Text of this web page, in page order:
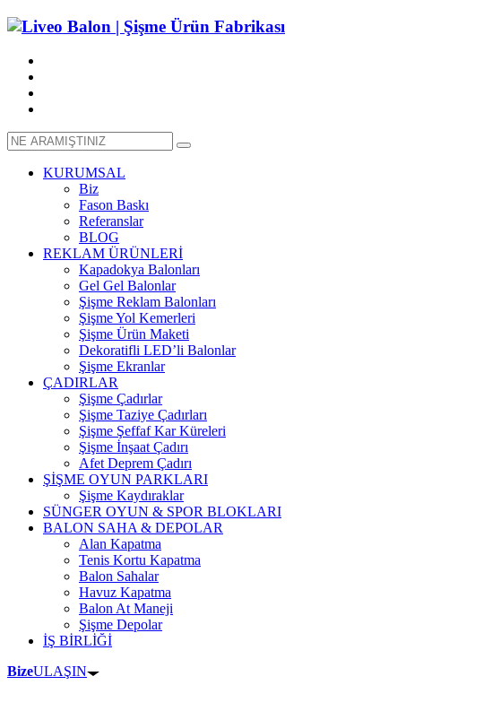
KURUMSAL
Biz
Fason Baskı
Referanslar
BLOG
REKLAM ÜRÜNLERİ
Kapadokya Balonları
Gel Gel Balonlar
Şişme Reklam Balonları
Şişme Yol Kemerleri
Şişme Ürün Maketi
Dekoratifli LED’li Balonlar
Şişme Ekranlar
ÇADIRLAR
Şişme Çadırlar
Şişme Taziye Çadırları
Şişme Şeffaf Kar Küreleri
Şişme İnşaat Çadırı
Afet Deprem Çadırı
ŞİŞME OYUN PARKLARI
Şişme Kaydıraklar
SÜNGER OYUN & SPOR BLOKLARI
BALON SAHA & DEPOLAR
Alan Kapatma
Tenis Kortu Kapatma
Balon Sahalar
Havuz Kapatma
Balon At Maneji
Şişme Depolar
İŞ BİRLİĞİ
BizeULAŞIN